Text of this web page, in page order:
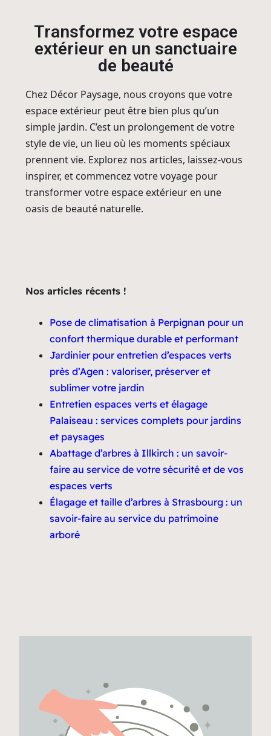
Transformez votre espace
extérieur en un sanctuaire
de beauté
Chez Décor Paysage, nous croyons que votre
espace extérieur peut être bien plus qu’un
simple jardin. C’est un prolongement de votre
style de vie, un lieu où les moments spéciaux
prennent vie. Explorez nos articles, laissez-vous
inspirer, et commencez votre voyage pour
transformer votre espace extérieur en une
oasis de beauté naturelle.
Nos articles récents !
Pose de climatisation à Perpignan pour un
confort thermique durable et performant
Jardinier pour entretien d’espaces verts
près d’Agen : valoriser, préserver et
sublimer votre jardin
Entretien espaces verts et élagage
Palaiseau : services complets pour jardins
et paysages
Abattage d’arbres à Illkirch : un savoir-
faire au service de votre sécurité et de vos
espaces verts
Élagage et taille d’arbres à Strasbourg : un
savoir-faire au service du patrimoine
arboré